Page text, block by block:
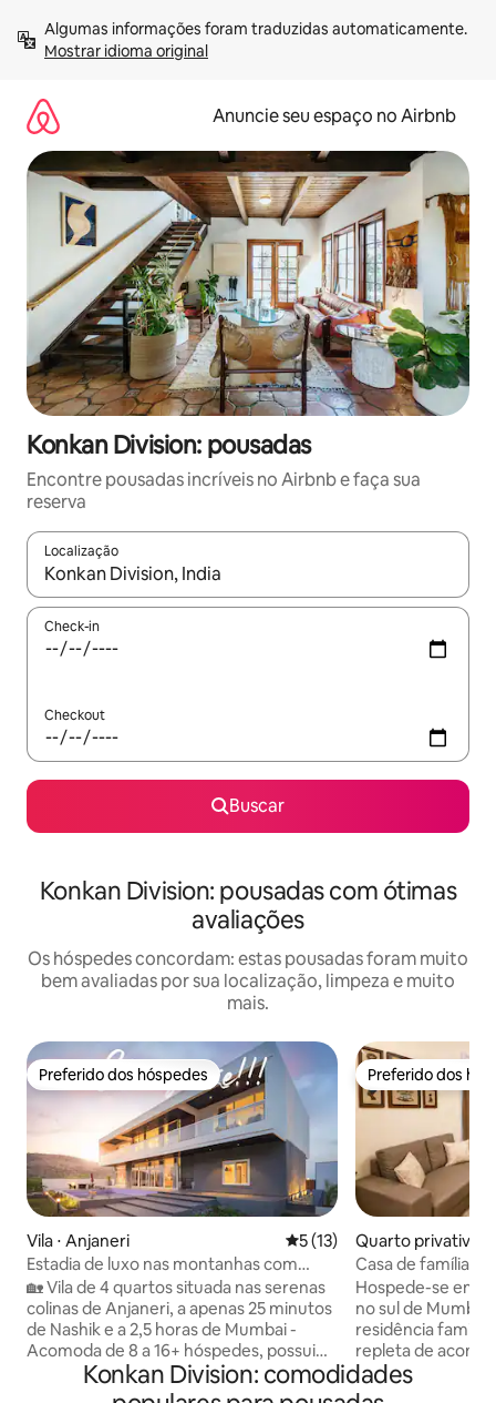
para
Mostrar idioma original
Anuncie seu espaço no Airbnb
Konkan Division: pousadas
Encontre pousadas incríveis no Airbnb e faça sua
reserva
Localização
Quando os resultados estiverem disponíveis, explore-os
Check-in
Checkout
Buscar
Konkan Division: pousadas com ótimas
avaliações
Os hóspedes concordam: estas pousadas foram muito
bem avaliadas por sua localização, limpeza e muito
mais.
Preferido dos hóspedes
Preferido dos hóspedes
Vila ⋅ Anjaneri 5 de uma avaliação média
5 (13)
Estadia de luxo nas montanhas com
piscina, Wi-Fi, comida
🏡 Vila de 4 quartos situada nas serenas
colinas de Anjaneri, a apenas 25 minutos
de Nashik e a 2,5 horas de Mumbai -
Acomoda de 8 a 16+ hóspedes, possui
piscina privativa e 4,5 banheiros - Áreas
espaçosas de estar e descanso com uma
Preferido dos
Preferido dos
Quarto privativo ⋅
Casa de família
Mumbai
Hospede-se em
no sul de
residência
repleta de
charme
autêntica
Konkan Division: comodidades